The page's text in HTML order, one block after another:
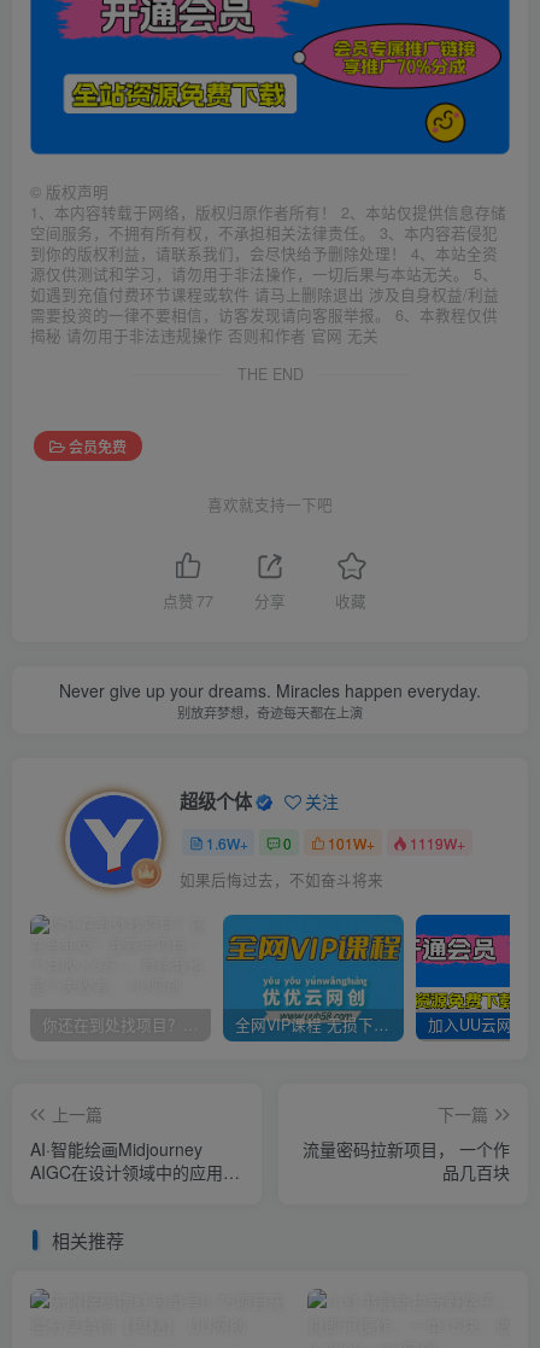
© 版权声明
1、本内容转载于网络，版权归原作者所有！ 2、本站仅提供信息存储
空间服务，不拥有所有权，不承担相关法律责任。 3、本内容若侵犯
到你的版权利益，请联系我们，会尽快给予删除处理！ 4、本站全资
源仅供测试和学习，请勿用于非法操作，一切后果与本站无关。 5、
如遇到充值付费环节课程或软件 请马上删除退出 涉及自身权益/利益
需要投资的一律不要相信，访客发现请向客服举报。 6、本教程仅供
揭秘 请勿用于非法违规操作 否则和作者 官网 无关
THE END
会员免费
喜欢就支持一下吧
点赞 77 分享 收藏
Never give up your dreams. Miracles happen everyday.
别放弃梦想，奇迹每天都在上演
超级个体 关注
1.6W+ 0 101W+ 1119W+
如果后悔过去，不如奋斗将来
你还在到处找项目？还在当韭菜？我靠卖项目一个月收入5万+，曾经我也是个失败者。 全网VIP课程 无损下载~
上一篇
AI·智能绘画Midjourney
AIGC在设计领域中的应用从
下一篇
流量密码拉新项目， 一个作
品几百块
相关推荐